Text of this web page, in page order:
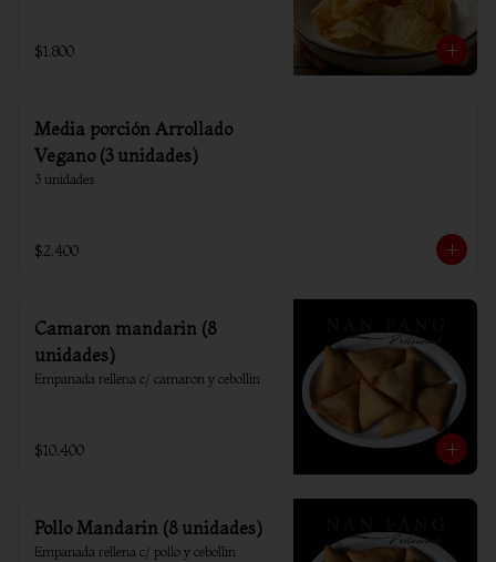
$1.800
Media porción Arrollado
Vegano (3 unidades)
3 unidades
$2.400
Camaron mandarin (8
unidades)
Empanada rellena c/ camaron y cebollin
$10.400
Pollo Mandarin (8 unidades)
Empanada rellena c/ pollo y cebollin